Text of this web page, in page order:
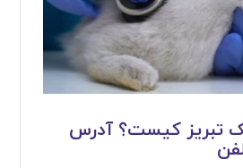
تبریز کیست؟ آدرس